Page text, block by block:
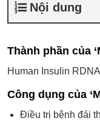
Nội dung
Thành phần của
Human Insulin RDNA
Công dụng của
Ðiều trị bệnh đái